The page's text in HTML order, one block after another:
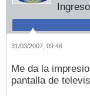
31/03/2007, 09:46
Me da la
pantalla de